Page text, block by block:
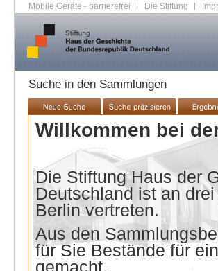
Mobile Geräte - barrierefrei | Die Stiftung |
Suche in den Sammlungen
Willkommen bei
Die Stiftung Haus der
Deutschland ist an
Berlin vertreten.
Aus den
für Sie Bestände für
gemacht.